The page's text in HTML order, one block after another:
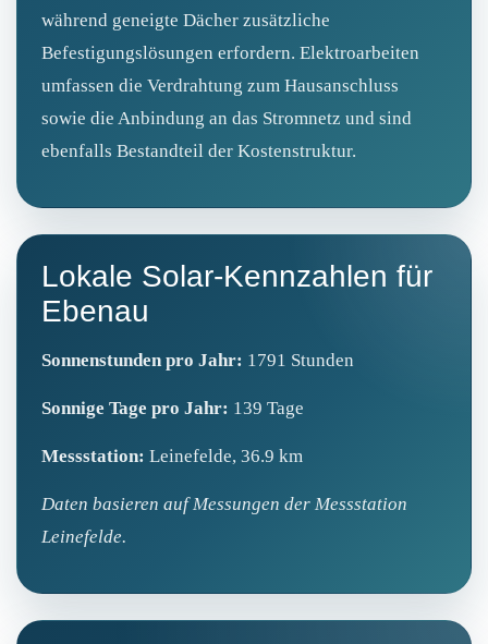
während geneigte Dächer zusätzliche
Befestigungslösungen erfordern. Elektroarbeiten
umfassen die Verdrahtung zum Hausanschluss
sowie die Anbindung an das Stromnetz und sind
ebenfalls Bestandteil der Kostenstruktur.
Lokale Solar-Kennzahlen für
Ebenau
Sonnenstunden pro Jahr: 1791 Stunden
Sonnige Tage pro Jahr: 139 Tage
Messstation: Leinefelde, 36.9 km
Daten basieren auf Messungen der Messstation
Leinefelde.